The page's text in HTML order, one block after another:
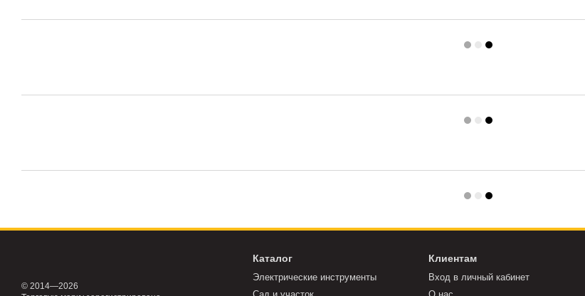
© 2014—2026
Каталог
Электрические инструменты
Клиентам
Вход в личный кабинет